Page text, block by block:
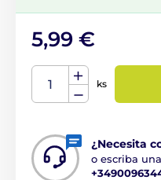
5,99 €
ks
¿Necesita
o escriba